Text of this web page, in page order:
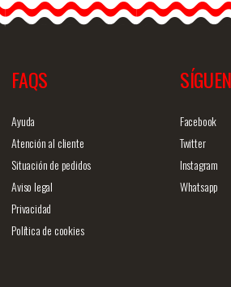
FAQS
Ayuda
Atención al cliente
Situación de pedidos
Aviso legal
Privacidad
Política de cookies
Facebook
Twitter
Instagram
Whatsapp